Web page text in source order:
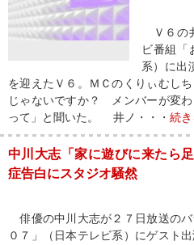
Ｖ６の
ビ番組「
系）に
を迎えたＶ６。ＭＣのくりぃむし
じゃないですか？ メンバーが変
って」と聞いた。 井ノ・・・ 続
中川大志「家に遊びに来たら
症告白にスタジオ騒然
俳優の中川大志が２７日放送の
０７」（日本テレビ系）にゲスト